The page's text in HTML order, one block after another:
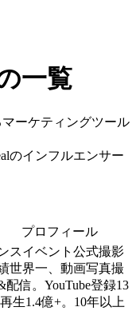
一覧
ーケティングツール
のインフルエンサー
プロフィール
スイベント公式撮影
世界一、動画写真撮
配信。YouTube登録13
生1.4億+。10年以上